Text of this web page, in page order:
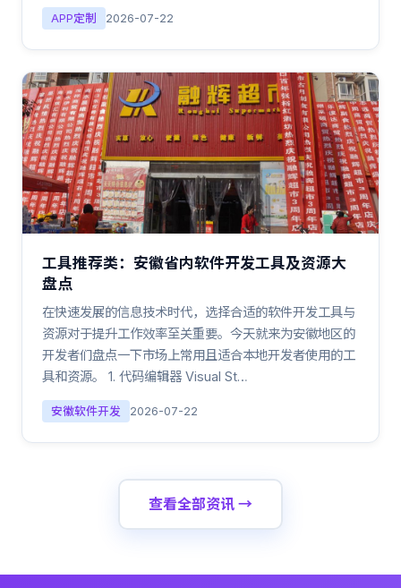
APP定制 2026-07-22
工具推荐类：安徽省内软件开发工具及资源大
盘点
在快速发展的信息技术时代，选择合适的软件开发工具与
资源对于提升工作效率至关重要。今天就来为安徽地区的
开发者们盘点一下市场上常用且适合本地开发者使用的工
具和资源。 1. 代码编辑器 Visual St…
安徽软件开发 2026-07-22
查看全部资讯 →